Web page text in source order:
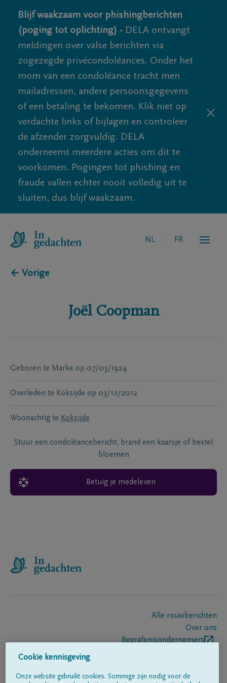
Blijf waakzaam voor phishingberichten
(poging tot oplichting) - DELA ontvangt
meldingen over valse berichten via
zogezegde privécondoléances. Onder het
mom van een condoléance tracht men
mailadressen, andere persoonsgegevens
of een betaling te bekomen. Klik niet op
verdachte links of bijlagen en controleer
de afzender zorgvuldig. DELA
onderneemt meerdere acties om dit te
voorkomen. Pogingen tot phishing en
fraude vallen echter nooit volledig uit te
sluiten, dus blijf waakzaam.
NL FR
← Vorige
Joël Coopman
Geboren te Marke op 07/03/1924
Overleden te Koksijde op 03/12/2012
Woonachtig te Koksijde
Stuur een condoléancebericht, brand een kaarsje of bestel
bloemen
Betuig je medeleven
Alle rouwberichten
Over ons
Begrafenisondernemers
Cookie kennisgeving
Onze website gebruikt cookies. Sommige zijn nodig voor de